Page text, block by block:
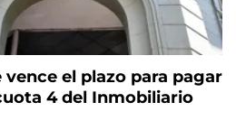
el plazo para pagar
4 del Inmobiliario